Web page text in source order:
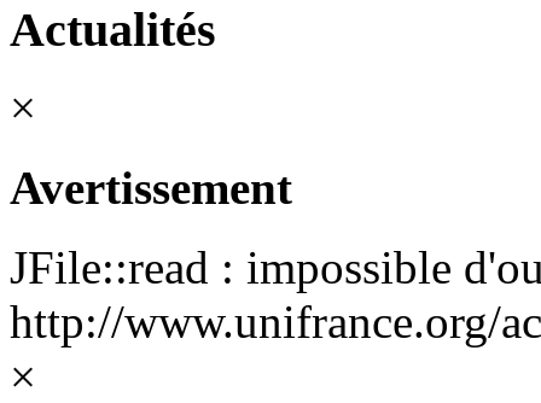
Actualités
×
Avertissement
JFile::read : impossible
http://www.unifrance.org/
×